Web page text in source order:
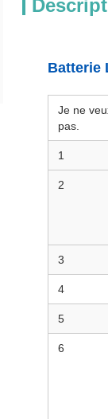
Batterie
Je ne
pas.
1
2
3
4
5
6